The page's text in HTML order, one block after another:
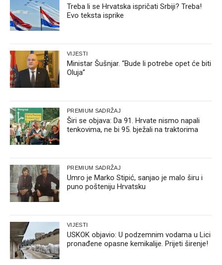
Treba li se Hrvatska ispričati Srbiji? Treba!
Evo teksta isprike
VIJESTI
Ministar Šušnjar. “Bude li potrebe opet će biti
Oluja”
PREMIUM SADRŽAJ
Širi se objava: Da 91. Hrvate nismo napali
tenkovima, ne bi 95. bježali na traktorima
PREMIUM SADRŽAJ
Umro je Marko Stipić, sanjao je malo širu i
puno pošteniju Hrvatsku
VIJESTI
USKOK objavio: U podzemnim vodama u Lici
pronađene opasne kemikalije. Prijeti širenje!